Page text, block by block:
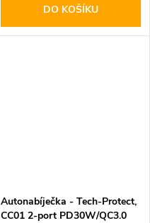
DO KOŠÍKU
Autonabíječka - Tech-Protect,
CC01 2-port PD30W/QC3.0